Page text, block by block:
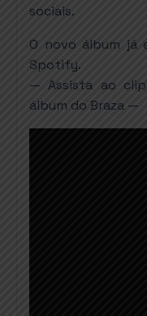
sociais.
O novo álbum já
Spotify.
— Assista ao
álbum do Braza —